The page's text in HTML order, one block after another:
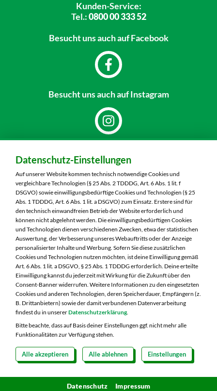
Kunden-Service:
Tel.:0800 00 333 52
Besucht unsauch auf Facebook
Besucht unsauch auf Instagram
MARKTKAUF Hof
Schleizer Straße 49
95028 Hof
Telefon:09281 7186
Markt ändern
Öffnungszeiten diese Woche:
Mo:
07:00 – 20:00 Uhr
Di:
07:00 – 20:00 Uhr
Mi:
07:00 – 20:00 Uhr
Do:
07:00 – 20:00 Uhr
Fr:
07:00 – 20:00 Uhr
Copyright 2026 © MARKTKAUF Datenschutz
Impressum
Hinweisgebersystem Menschenrechte
Cookie-Einstellungen
Datenschutz-Einstellungen
Auf unserer Website kommen technisch notwendige Cookies und
vergleichbare Technologien (§ 25 Abs. 2 TDDDG, Art. 6 Abs. 1 lit. f
DSGVO) sowie einwilligungsbedürftige Cookies und Technologien (§ 25
Abs. 1 TDDDG, Art. 6 Abs. 1 lit. a DSGVO) zum Einsatz. Erstere sind für
den technisch einwandfreien Betrieb der Website erforderlich und
können nicht abgelehnt werden. Die einwilligungsbedürftigen Cookies
und Technologien dienen verschiedenen Zwecken, etwa der statistischen
Auswertung, der Verbesserung unseres Webauftritts oder der Anzeige
personalisierter Inhalte und Werbung. Sofern Sie diese zusätzlichen
Cookies und Technologien nutzen möchten, ist deine Einwilligung gemäß
Art. 6 Abs. 1 lit. a DSGVO, § 25 Abs. 1 TDDDG erforderlich. Deine erteilte
Einwilligung kannst du jederzeit mit Wirkung für die Zukunft über den
Consent-Banner widerrufen. Weitere Informationen zu den eingesetzten
Cookies und anderen Technologien, deren Speicherdauer, Empfängern (z.
B. Drittanbietern) sowie der damit verbundenen Datenverarbeitung
findest du in unsererDatenschutzerklärung.
Bitte beachte, dass auf Basis deiner Einstellungen ggf. nicht mehr alle
Funktionalitäten zur Verfügung stehen.
Alle akzeptieren Alle ablehnen Einstellungen
Datenschutz Impressum